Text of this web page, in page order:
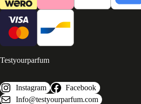
Testyourparfum
Instagram
Facebook
Info@testyourparfum.com